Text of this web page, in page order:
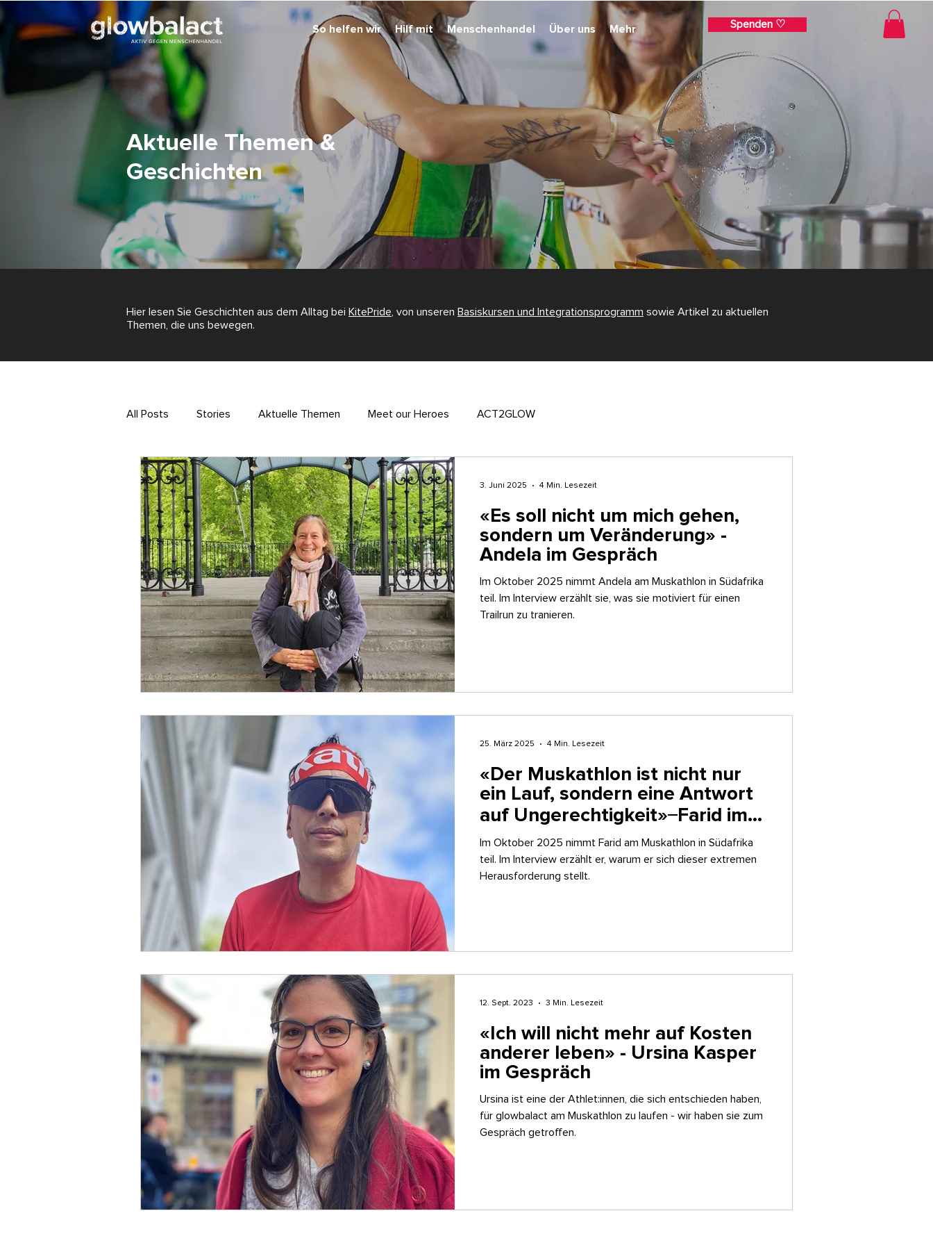
So helfen wir Hilf mit Menschenhandel Über uns Mehr Spenden ♡
Aktuelle Themen &
Geschichten
Hier lesen Sie Geschichten aus dem Alltag bei KitePride , von unseren Basiskursen und Integrationsprogramm sowie Artikel zu aktuellen
Themen, die uns bewegen.
All Posts Stories Aktuelle Themen Meet our Heroes ACT2GLOW
«Es soll nicht um mich gehen,
sondern um Veränderung» -
Andela im Gespräch
Im Oktober 2025 nimmt Andela am Muskathlon in Südafrika
teil. Im Interview erzählt sie, was sie motiviert für einen
Trailrun zu tranieren.
3. Juni 2025 4 Min. Lesezeit
«Der Muskathlon ist nicht nur
ein Lauf, sondern eine Antwort
auf Ungerechtigkeit» ̶ Farid im
Gespräch
Im Oktober 2025 nimmt Farid am Muskathlon in Südafrika
teil. Im Interview erzählt er, warum er sich dieser extremen
Herausforderung stellt.
25. März 2025 4 Min. Lesezeit
«Ich will nicht mehr auf Kosten
anderer leben» - Ursina Kasper
im Gespräch
Ursina ist eine der Athlet:innen, die sich entschieden haben,
für glowbalact am Muskathlon zu laufen - wir haben sie zum
Gespräch getroffen.
12. Sept. 2023 3 Min. Lesezeit